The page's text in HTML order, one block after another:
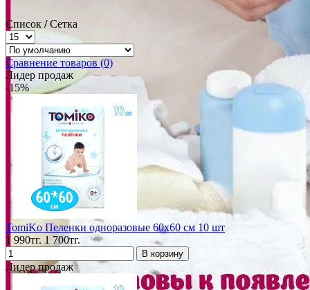
Список / Сетка
Сравнение товаров (0)
Лидер продаж
-15%
TomiKo Пеленки одноразовые 60x60 см 10 шт
1 990тг. 1 700тг.
Лидер продаж